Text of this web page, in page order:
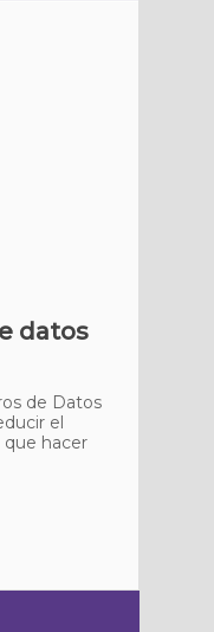
datos
de Datos
el
que hacer